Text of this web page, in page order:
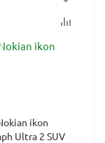
ikon
Ultra 2 SUV